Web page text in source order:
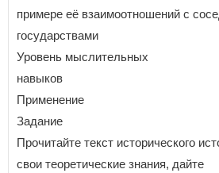
примере её взаимоотношений с
государствами
Уровень мыслительных
навыков
Применение
Задание
Прочитайте текст исторического
свои теоретические знания, дайте